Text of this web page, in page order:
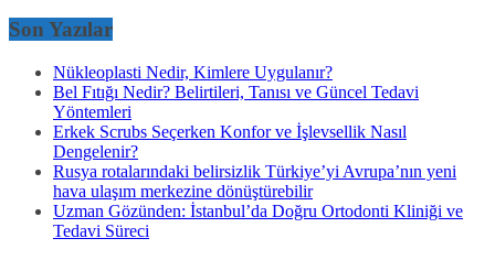
Son Yazılar
Nükleoplasti Nedir, Kimlere Uygulanır?
Bel Fıtığı Nedir? Belirtileri, Tanısı ve Güncel Tedavi
Yöntemleri
Erkek Scrubs Seçerken Konfor ve İşlevsellik Nasıl
Dengelenir?
Rusya rotalarındaki belirsizlik Türkiye’yi Avrupa’nın yeni
hava ulaşım merkezine dönüştürebilir
Uzman Gözünden: İstanbul’da Doğru Ortodonti Kliniği ve
Tedavi Süreci